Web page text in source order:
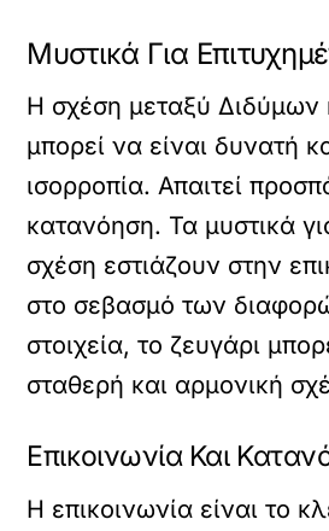
Μυστικά Για
Η σχέση μεταξύ Διδύμων
μπορεί να είναι δυνατή
ισορροπία. Απαιτεί
κατανόηση. Τα μυστικά
σχέση εστιάζουν στην
στο σεβασμό των
στοιχεία, το ζευγάρι
σταθερή και αρμονική
Επικοινωνία Και
Η επικοινωνία είναι το